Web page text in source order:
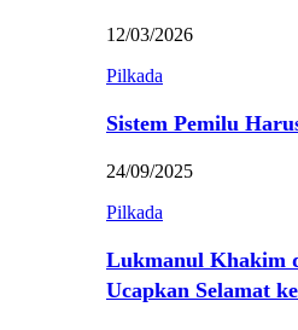
12/03/2026
Pilkada
Sistem Pemilu
24/09/2025
Pilkada
Lukmanul Khakim
Ucapkan Selamat